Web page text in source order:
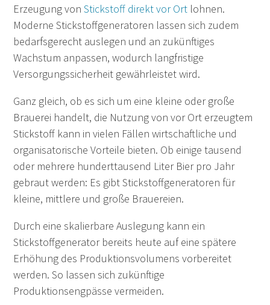
Erzeugung von Stickstoff direkt vor Ortlohnen.
Moderne Stickstoffgeneratoren lassen sich zudem
bedarfsgerecht auslegen und an zukünftiges
Wachstum anpassen, wodurch langfristige
Versorgungssicherheit gewährleistet wird.
Ganz gleich, ob es sich um eine kleine oder große
Brauerei handelt, die Nutzung von vor Ort erzeugtem
Stickstoff kann in vielen Fällen wirtschaftliche und
organisatorische Vorteile bieten. Ob einige tausend
oder mehrere hunderttausend Liter Bier pro Jahr
gebraut werden: Es gibt Stickstoffgeneratoren für
kleine, mittlere und große Brauereien.
Durch eine skalierbare Auslegung kann ein
Stickstoffgenerator bereits heute auf eine spätere
Erhöhung des Produktionsvolumens vorbereitet
werden. So lassen sich zukünftige
Produktionsengpässe vermeiden.